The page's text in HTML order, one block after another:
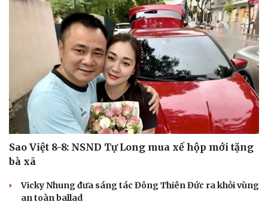
Sao Việt 8-8: NSND Tự Long mua xế hộp mới tặng
bà xã
Vicky Nhung đưa sáng tác Đông Thiên Đức ra khỏi vùng
an toàn ballad